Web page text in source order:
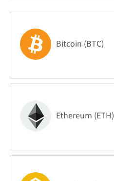
Bitcoin (BTC)
Ethereum (ETH)